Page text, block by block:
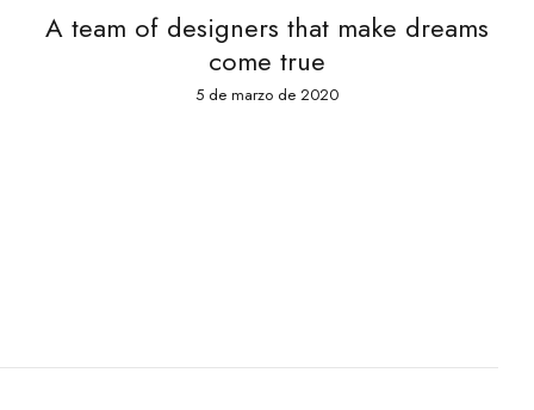
team of designers that make dreams
come true
5 de marzo de 2020